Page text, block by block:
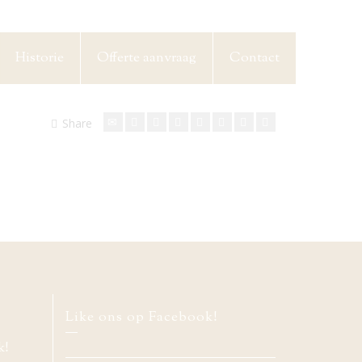
Historie Offerte aanvraag Contact
Share
Like ons op Facebook!